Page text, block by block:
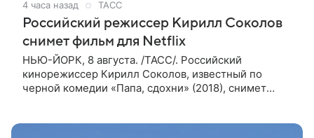
4 часа назад ТАСС
Российский режиссер Кирилл Соколов
снимет фильм для Netflix
НЬЮ-ЙОРК, 8 августа. /ТАСС/. Российский
кинорежиссер Кирилл Соколов, известный по
черной комедии «Папа, сдохни» (2018), снимет